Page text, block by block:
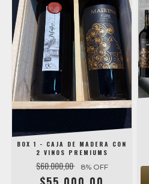
BOX 1 - CAJA DE MADERA CON
2 VINOS PREMIUMS
$60.000,00 8% OFF